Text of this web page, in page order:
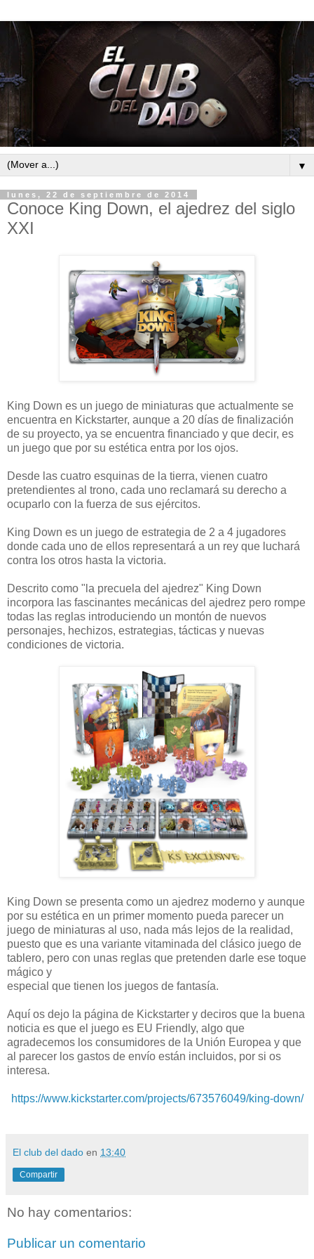
▼
lunes, 22 de septiembre de 2014
Conoce King Down, el ajedrez del siglo
XXI
King Down es un juego de miniaturas que actualmente se
encuentra en Kickstarter, aunque a 20 días de finalización
de su proyecto, ya se encuentra financiado y que decir, es
un juego que por su estética entra por los ojos.
Desde las cuatro esquinas de la tierra, vienen cuatro
pretendientes al trono, cada uno reclamará su derecho a
ocuparlo con la fuerza de sus ejércitos.
King Down es un juego de estrategia de 2 a 4 jugadores
donde cada uno de ellos representará a un rey que luchará
contra los otros hasta la victoria.
Descrito como "la precuela del ajedrez" King Down
incorpora las fascinantes mecánicas del ajedrez pero rompe
todas las reglas introduciendo un montón de nuevos
personajes, hechizos, estrategias, tácticas y nuevas
condiciones de victoria.
King Down se presenta como un ajedrez moderno y aunque
por su estética en un primer momento pueda parecer un
juego de miniaturas al uso, nada más lejos de la realidad,
puesto que es una variante vitaminada del clásico juego de
tablero, pero con unas reglas que pretenden darle ese toque
mágico y
especial que tienen los juegos de fantasía.
Aquí os dejo la página de Kickstarter y deciros que la buena
noticia es que el juego es EU Friendly, algo que
agradecemos los consumidores de la Unión Europea y que
al parecer los gastos de envío están incluidos, por si os
interesa.
https://www.kickstarter.com/projects/673576049/king-down/
El club del dado en 13:40
Compartir
No hay comentarios:
Publicar un comentario